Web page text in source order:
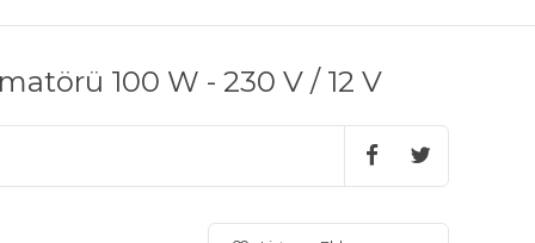
100 W - 230 V / 12 V